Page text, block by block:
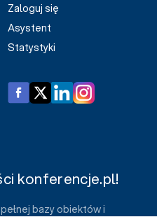
Zaloguj się
Asystent
Statystyki
konferencje.pl!
bazy obiektów i